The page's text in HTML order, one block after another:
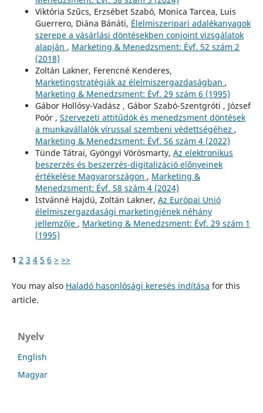
Viktória Szűcs, Erzsébet Szabó, Monica Tarcea, Luis
Guerrero, Diána Bánáti, Élelmiszeripari adalékanyagok
szerepe a vásárlási döntésekben conjoint vizsgálatok
alapján , Marketing & Menedzsment: Évf. 52 szám 2
(2018)
Zoltán Lakner, Ferencné Kenderes,
Marketingstratégiák az élelmiszergazdaságban ,
Marketing & Menedzsment: Évf. 29 szám 6 (1995)
Gábor Hollósy-Vadász , Gábor Szabó-Szentgróti , József
Poór , Szervezeti attitűdök és menedzsment döntések
a munkavállalók vírussal szembeni védettségéhez ,
Marketing & Menedzsment: Évf. 56 szám 4 (2022)
Tünde Tátrai, Gyöngyi Vörösmarty, Az elektronikus
beszerzés és beszerzés-digitalizáció előnyeinek
értékelése Magyarországon , Marketing &
Menedzsment: Évf. 58 szám 4 (2024)
Istvánné Hajdú, Zoltán Lakner, Az Európai Unió
élelmiszergazdasági marketingjének néhány
jellemzője , Marketing & Menedzsment: Évf. 29 szám 1
(1995)
1 2 3 4 5 6 > >>
You may also Haladó hasonlósági keresés indítása for this
article.
Nyelv
English
Magyar